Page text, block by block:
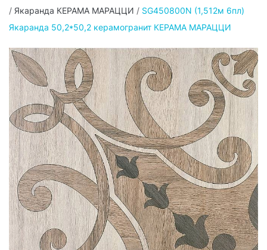
/ Якаранда КЕРАМА МАРАЦЦИ / SG450800N (1,512м 6пл)
Якаранда 50,2*50,2 керамогранит КЕРАМА МАРАЦЦИ